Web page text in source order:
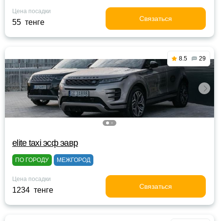
Цена посадки
55 тенге Связаться
8.5 29
elite taxi эсф эавр
ПО ГОРОДУ МЕЖГОРОД
Цена посадки
1234 тенге Связаться